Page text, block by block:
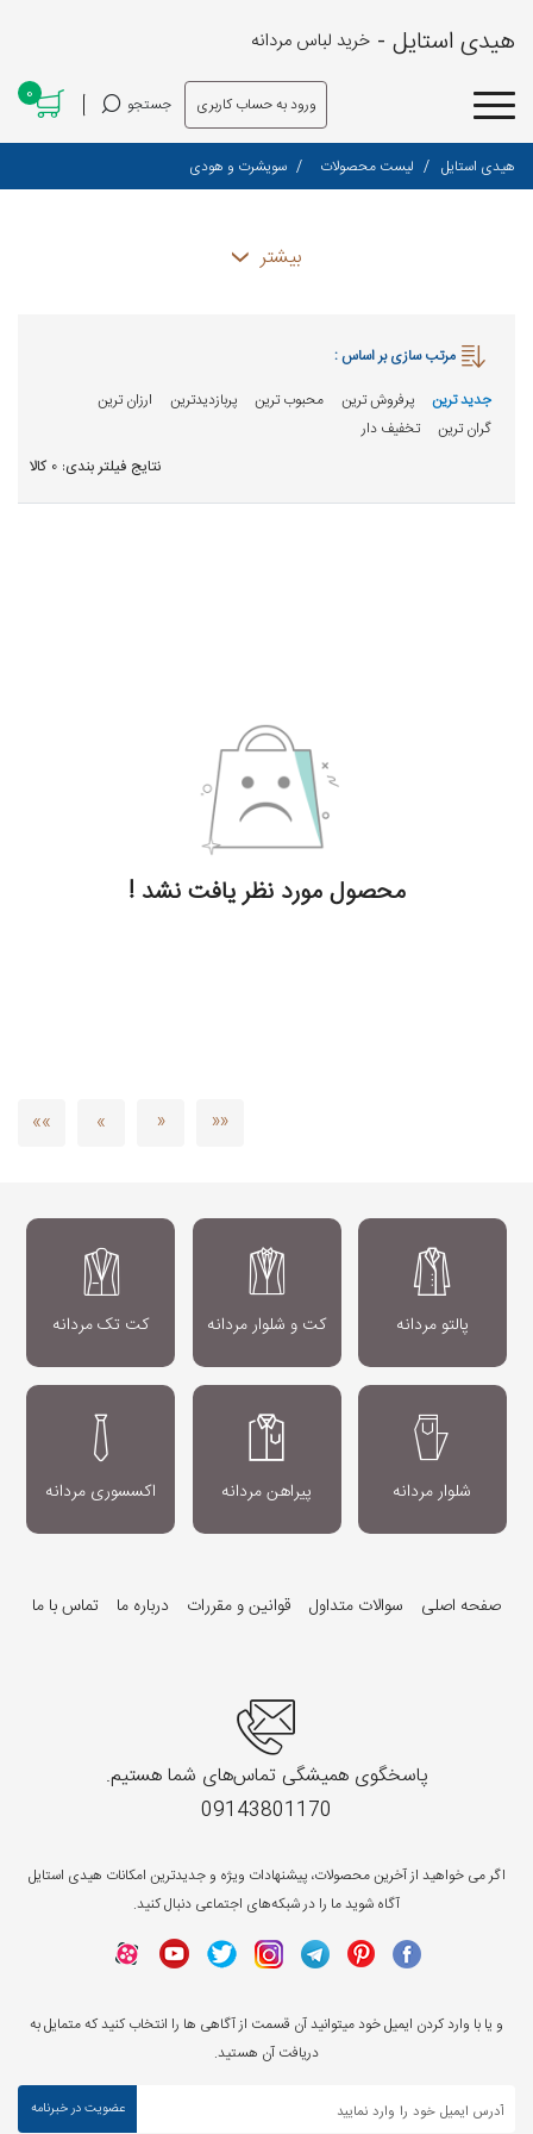
هیدی استایل - خرید لباس مردانه
ورود به حساب کاربری جستجو 0
هیدی استایل لیست محصولات سویشرت و هودی
بیشتر
مرتب سازی بر اساس :
جدید ترین
پرفروش ترین محبوب ترین پربازدیدترین
ارزان ترین
گران ترین
تخفیف دار
نتایج فیلتر بندی: 0 کالا
محصول مورد نظر یافت نشد !
««
«
»
»»
پالتو مردانه کت و شلوار مردانه کت تک مردانه
شلوار مردانه پیراهن مردانه اکسسوری مردانه
صفحه اصلی سوالات متداول قوانین و مقررات درباره ما تماس با ما
پاسخگوی همیشگی تماس‌های شما هستیم.
09143801170
اگر می خواهید از آخرین محصولات، پیشنهادات ویژه و جدیدترین امکانات هیدی استایل
آگاه شوید ما را در شبکه‌های اجتماعی دنبال کنید.
و یا با وارد کردن ایمیل خود میتوانید آن قسمت از آگاهی ها را انتخاب کنید که متمایل به
دریافت آن هستید.
عضویت در خبرنامه